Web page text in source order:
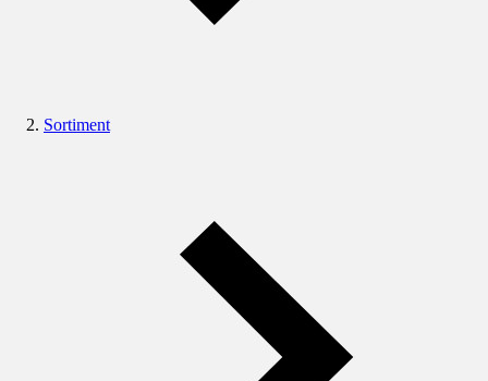
Sortiment